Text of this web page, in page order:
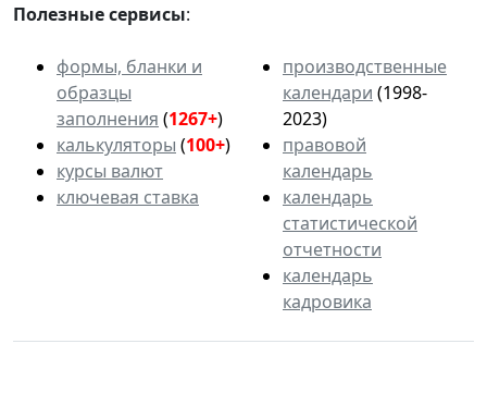
Полезные сервисы:
формы, бланки и
образцы
заполнения (1267+)
калькуляторы (100+)
курсы валют
ключевая ставка
производственные
календари (1998-
2023)
правовой
календарь
календарь
статистической
отчетности
календарь
кадровика